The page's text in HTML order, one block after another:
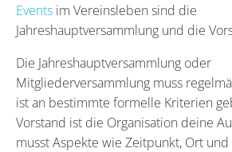
Events im Vereinsleben sind die
Jahreshauptversammlung und die
Die Jahreshauptversammlung oder
Mitgliederversammlung muss
ist an bestimmte formelle Kriterien
Vorstand ist die Organisation deine
musst Aspekte wie Zeitpunkt, Ort und